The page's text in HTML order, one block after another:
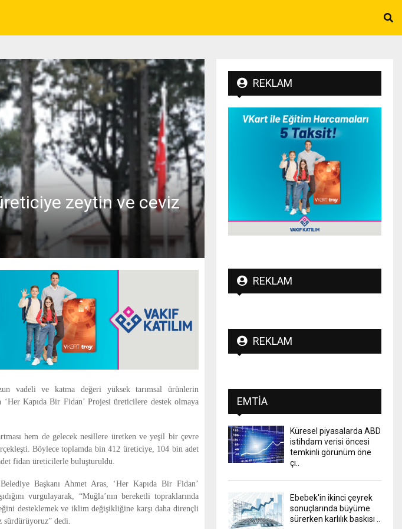
zeytin ve ceviz
vadeli ve katma değeri yüksek tarımsal ürünlerin
‘Her Kapıda Bir Fidan’ Projesi üreticilere destek olmaya
hem de gelecek nesillere üretken ve yeşil bir çevre
Böylece toplamda bin 412 üreticiye, 104 bin adet
fidan üreticilerle buluşturuldu.
Başkanı Ahmet Aras, ‘Her Kapıda Bir Fidan’
vurgulayarak, “Muğla’nın bereketli topraklarında
desteklemek ve iklim değişikliğine karşı daha dirençli
sürdürüyoruz” dedi.
REKLAM
REKLAM
REKLAM
EMTIA
Küresel piyasalarda ABD
istihdam verisi öncesi
temkinli görünüm öne
çı..
Ebebek'in ikinci çeyrek
sonuçlarında büyüme
sürerken karlılık baskısı ..